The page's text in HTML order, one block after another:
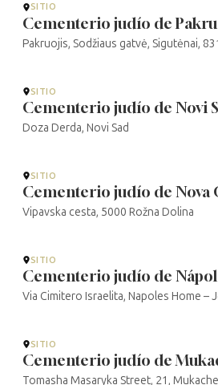
SITIO
Cementerio judío de
Pakruojis, Sodžiaus gatvė, Sigutėnai,
SITIO
Cementerio judío de Novi
Doza Derda, Novi Sad
SITIO
Cementerio judío de Nova
Vipavska cesta, 5000 Rožna Dolina
SITIO
Cementerio judío de
Via Cimitero Israelita, Napoles Home –
SITIO
Cementerio judío de
Tomasha Masaryka Street, 21,